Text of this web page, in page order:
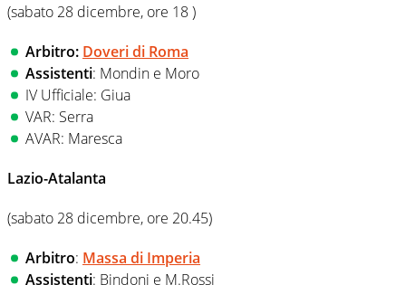
(sabato 28 dicembre, ore 18 )
Arbitro: Doveri di Roma
Assistenti: Mondin e Moro
IV Ufficiale: Giua
VAR: Serra
AVAR: Maresca
Lazio-Atalanta
(sabato 28 dicembre, ore 20.45)
Arbitro: Massa di Imperia
Assistenti: Bindoni e M.Rossi